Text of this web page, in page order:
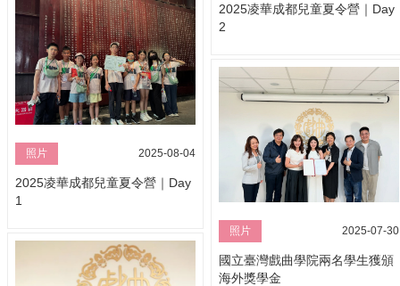
2025凌華成都兒童夏令營｜Day
2
照片 2025-08-04
2025凌華成都兒童夏令營｜Day
1
照片 2025-07-30
國立臺灣戲曲學院兩名學生獲頒
海外獎學金